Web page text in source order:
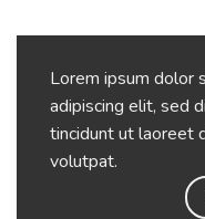
Lorem ipsum dolor
adipiscing elit, sed
tincidunt ut laoreet
volutpat.